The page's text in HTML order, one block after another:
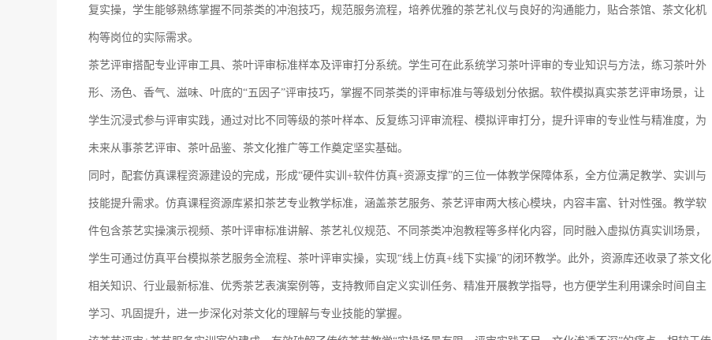
复实操，学生能够熟练掌握不同茶类的冲泡技巧，规范服务流程，培养优雅的茶艺礼仪与良好的沟通能力，贴合茶馆、茶文化机
构等岗位的实际需求。
茶艺评审搭配专业评审工具、茶叶评审标准样本及评审打分系统。学生可在此系统学习茶叶评审的专业知识与方法，练习茶叶外
形、汤色、香气、滋味、叶底的“五因子”评审技巧，掌握不同茶类的评审标准与等级划分依据。软件模拟真实茶艺评审场景，让
学生沉浸式参与评审实践，通过对比不同等级的茶叶样本、反复练习评审流程、模拟评审打分，提升评审的专业性与精准度，为
未来从事茶艺评审、茶叶品鉴、茶文化推广等工作奠定坚实基础。
同时，配套仿真课程资源建设的完成，形成“硬件实训+软件仿真+资源支撑”的三位一体教学保障体系，全方位满足教学、实训与
技能提升需求。仿真课程资源库紧扣茶艺专业教学标准，涵盖茶艺服务、茶艺评审两大核心模块，内容丰富、针对性强。教学软
件包含茶艺实操演示视频、茶叶评审标准讲解、茶艺礼仪规范、不同茶类冲泡教程等多样化内容，同时融入虚拟仿真实训场景，
学生可通过仿真平台模拟茶艺服务全流程、茶叶评审实操，实现“线上仿真+线下实操”的闭环教学。此外，资源库还收录了茶文化
相关知识、行业最新标准、优秀茶艺表演案例等，支持教师自定义实训任务、精准开展教学指导，也方便学生利用课余时间自主
学习、巩固提升，进一步深化对茶文化的理解与专业技能的掌握。